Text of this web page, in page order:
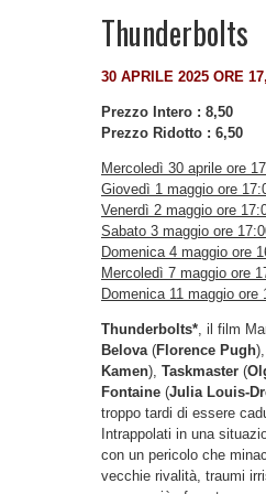
Thunderbolts
30 APRILE 2025 ORE
Prezzo Intero : 8,50
Prezzo Ridotto : 6,50
Mercoledì 30 aprile ore
Giovedì 1 maggio ore
Venerdì 2 maggio ore
Sabato 3 maggio ore
Domenica 4 maggio ore
Mercoledì 7 maggio ore
Domenica 11 maggio ore
Thunderbolts*, il film
Belova(Florence Pugh),
Kamen), Taskmaster (
Fontaine (Julia Louis-
troppo tardi di essere
Intrappolati in una
con un pericolo che
vecchie rivalità, traumi